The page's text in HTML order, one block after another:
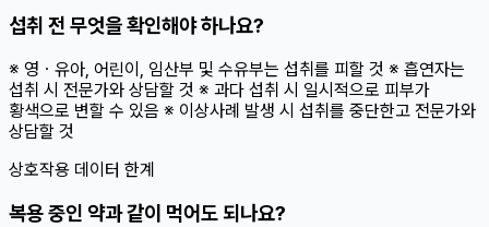
섭취 전 무엇을 확인해야 하나요?
※ 영ㆍ유아, 어린이, 임산부 및 수유부는 섭취를 피할 것 ※ 흡연자는
섭취 시 전문가와 상담할 것 ※ 과다 섭취 시 일시적으로 피부가
황색으로 변할 수 있음 ※ 이상사례 발생 시 섭취를 중단한고 전문가와
상담할 것
상호작용 데이터 한계
복용 중인 약과 같이 먹어도 되나요?